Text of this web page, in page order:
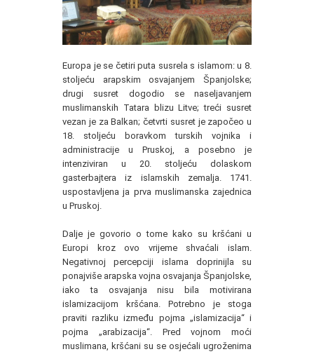
Europa je se četiri puta susrela s islamom: u 8.
stoljeću arapskim osvajanjem Španjolske;
drugi susret dogodio se naseljavanjem
muslimanskih Tatara blizu Litve; treći susret
vezan je za Balkan; četvrti susret je započeo u
18. stoljeću boravkom turskih vojnika i
administracije u Pruskoj, a posebno je
intenziviran u 20. stoljeću dolaskom
gasterbajtera iz islamskih zemalja. 1741.
uspostavljena ja prva muslimanska zajednica
u Pruskoj.
Dalje je govorio o tome kako su kršćani u
Europi kroz ovo vrijeme shvaćali islam.
Negativnoj percepciji islama doprinijla su
ponajviše arapska vojna osvajanja Španjolske,
iako ta osvajanja nisu bila motivirana
islamizacijom kršćana. Potrebno je stoga
praviti razliku između pojma „islamizacija“ i
pojma „arabizacija“. Pred vojnom moći
muslimana, kršćani su se osjećali ugroženima